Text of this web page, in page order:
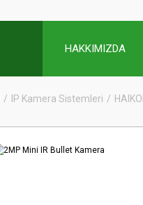
HAKKIMIZDA
IP Kamera Sistemleri